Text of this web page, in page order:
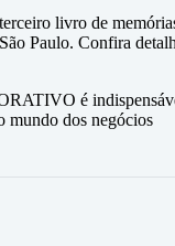
livro de
Paulo. Confira
é
mundo dos negócios